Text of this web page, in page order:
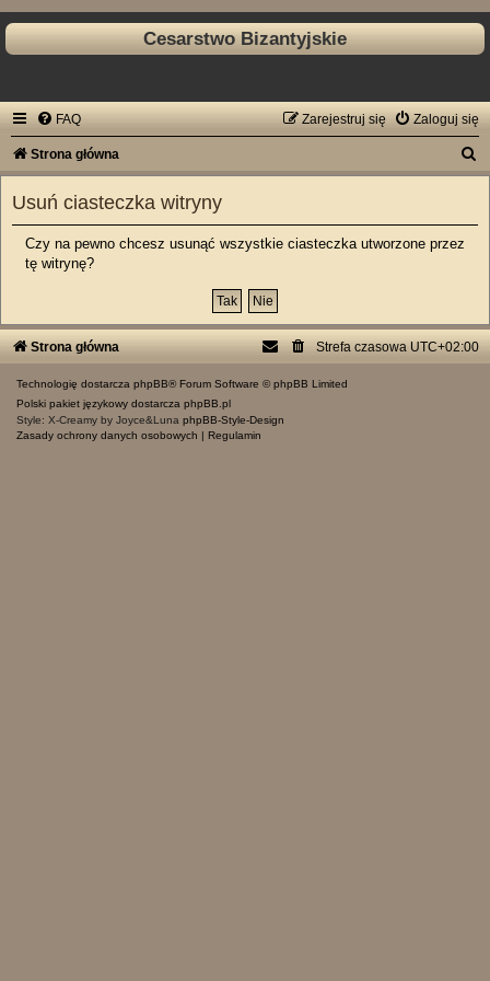
Cesarstwo Bizantyjskie
FAQ Zaloguj się
Zarejestruj się
Strona główna
Usuń ciasteczka witryny
Czy na pewno chcesz usunąć wszystkie ciasteczka utworzone przez
tę witrynę?
Strona główna Strefa czasowa UTC+02:00
Technologię dostarcza phpBB® Forum Software © phpBB Limited
Polski pakiet językowy dostarcza phpBB.pl
Style: X-Creamy by Joyce&Luna phpBB-Style-Design
Zasady ochrony danych osobowych | Regulamin